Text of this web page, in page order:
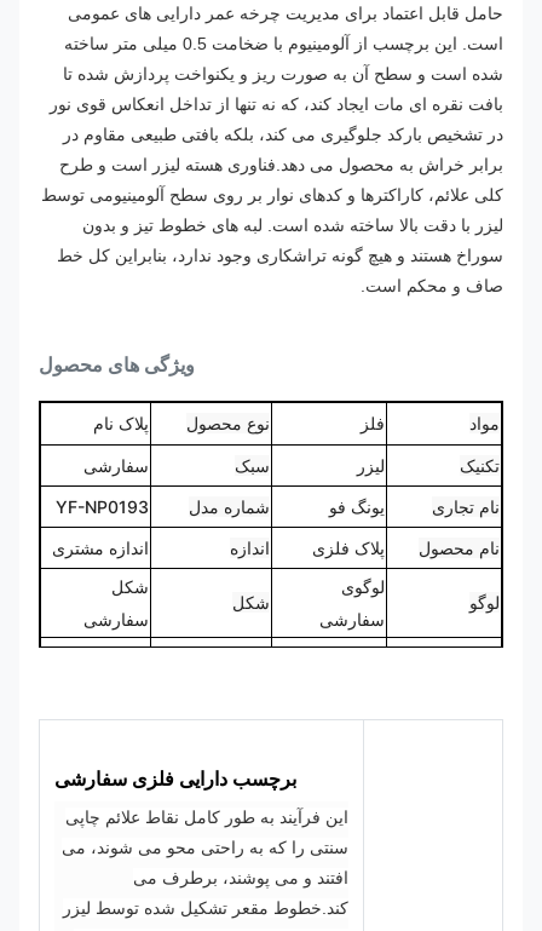
حامل قابل اعتماد برای مدیریت چرخه عمر دارایی های عمومی
است.
این برچسب از آلومینیوم با ضخامت 0.5 میلی متر ساخته
شده است و سطح آن به صورت ریز و یکنواخت پردازش شده تا
بافت نقره ای مات ایجاد کند، که نه تنها از تداخل انعکاس قوی نور
در تشخیص بارکد جلوگیری می کند، بلکه بافتی طبیعی مقاوم در
برابر خراش به محصول می دهد. فناوری هسته لیزر است و طرح
کلی علائم، کاراکترها و کدهای نوار بر روی سطح آلومینیومی توسط
لیزر با دقت بالا ساخته شده است. لبه های خطوط تیز و بدون
سوراخ هستند و هیچ گونه تراشکاری وجود ندارد، بنابراین کل خط
صاف و محکم است.
ویژگی های محصول
نوع محصول پلاک نام
تکنیک
سفارشی
نام تجاری
یونگ فو شماره مدل
YF-NP0193
نام محصول
پلاک فلزی اندازه مشتری
لوگوی
سفارشی
سفارشی
ساخته شده
برچسب دارایی فلزی سفارشی
این فرآیند به طور کامل نقاط علائم چاپی
سنتی را که به راحتی محو می شوند، می
افتند و می پوشند، برطرف می
خطوط مقعر تشکیل شده توسط لیزر